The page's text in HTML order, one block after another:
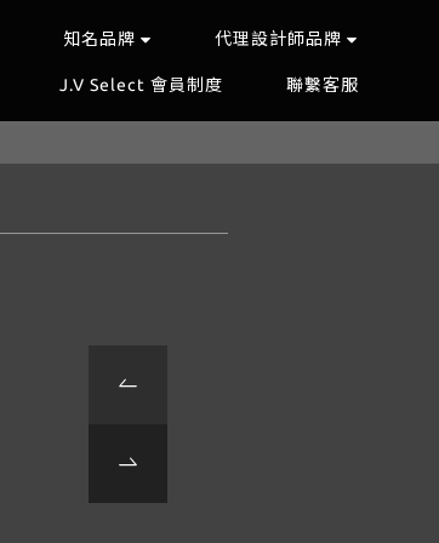
知名品牌 代理設計師品牌
J.V Select 會員制度 聯繫客服